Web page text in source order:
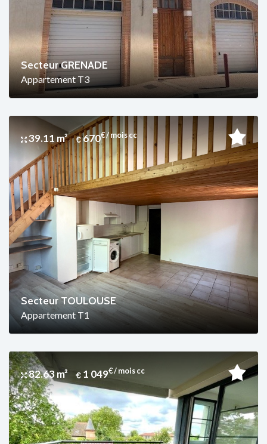
Secteur GRENADE
Appartement T3
39.11 m² 670€ / mois cc
Secteur TOULOUSE
Appartement T1
82.63 m² 1 049€ / mois cc